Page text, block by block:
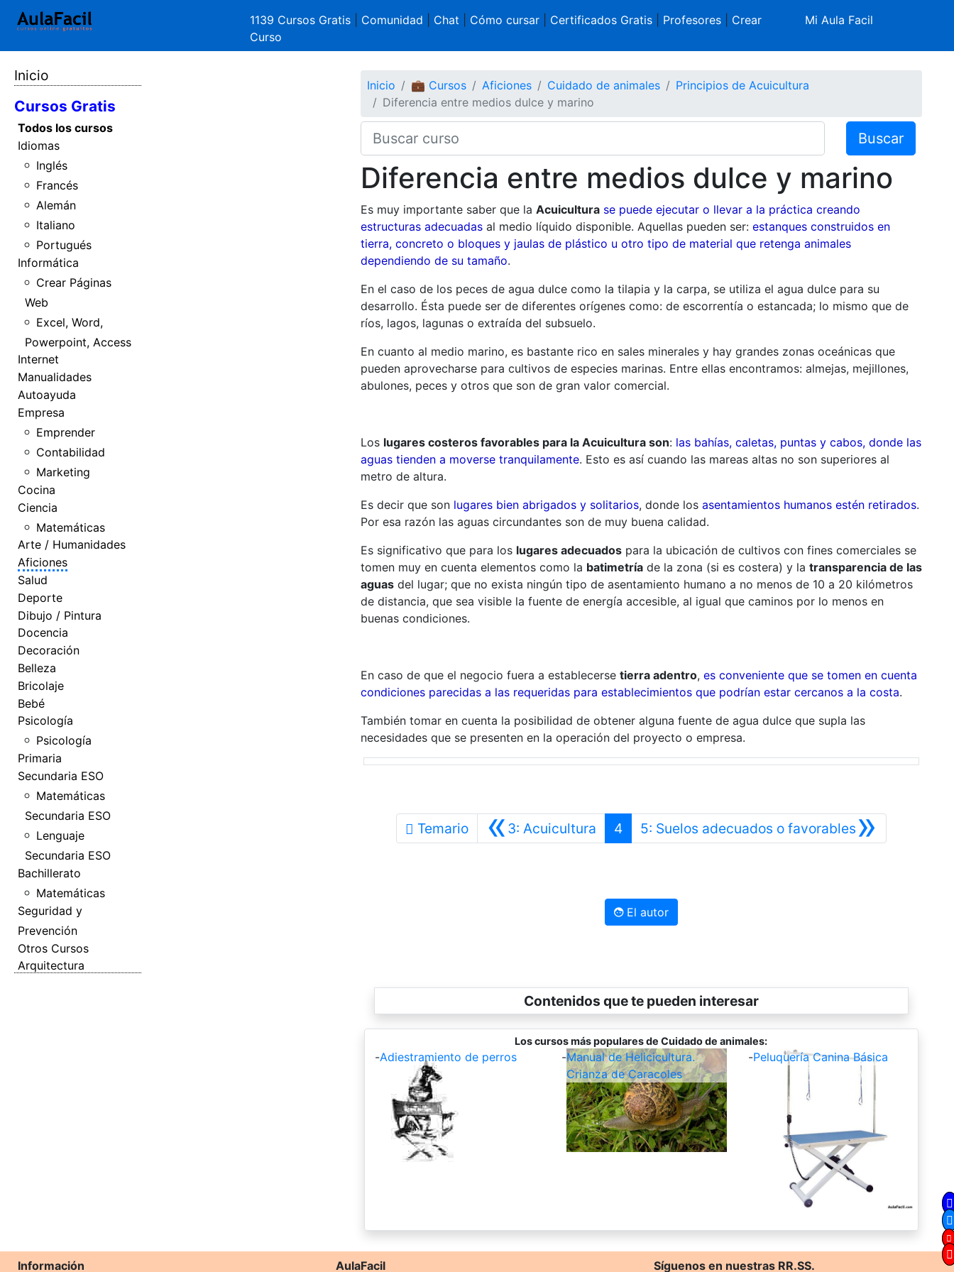
1139 Cursos Gratis Comunidad Chat Cómo cursar| Certificados Gratis| Profesores| Crear
Curso
Mi Aula Facil
Inicio
Cursos Gratis
Todos los cursos
Idiomas
Inglés
Francés
Alemán
Italiano
Portugués
Informática
Crear Páginas
Web
Excel, Word,
Powerpoint, Access
Internet
Manualidades
Autoayuda
Empresa
Emprender
Contabilidad
Marketing
Cocina
Ciencia
Matemáticas
Arte / Humanidades
Aficiones
Salud
Deporte
Dibujo / Pintura
Docencia
Decoración
Belleza
Bricolaje
Bebé
Psicología
Psicología
Primaria
Secundaria ESO
Matemáticas
Secundaria ESO
Lenguaje
Secundaria ESO
Bachillerato
Matemáticas
Seguridad y
Prevención
Otros Cursos
Arquitectura
Inicio 💼 Cursos Aficiones Cuidado de animales
Principios de Acuicultura
Diferencia entre medios dulce y marino
Buscar
Diferencia entre medios dulce y marino
Es muy importante saber que la Acuicultura se puede ejecutar o llevar a la práctica creando
estructuras adecuadasal medio líquido disponible. Aquellas pueden ser: estanques construidos en
tierra, concreto o bloques y jaulas de plástico u otro tipo de material que retenga animales
dependiendo de su tamaño.
En el caso de los peces de agua dulce como la tilapia y la carpa, se utiliza el agua dulce para su
desarrollo. Ésta puede ser de diferentes orígenes como: de escorrentía o estancada; lo mismo que de
ríos, lagos, lagunas o extraída del subsuelo.
En cuanto al medio marino, es bastante rico en sales minerales y hay grandes zonas oceánicas que
pueden aprovecharse para cultivos de especies marinas. Entre ellas encontramos: almejas, mejillones,
abulones, peces y otros que son de gran valor comercial.
Los lugares costeros favorables para la Acuicultura son: las bahías, caletas, puntas y cabos, donde las
aguas tienden a moverse tranquilamente. Esto es así cuando las mareas altas no son superiores al
metro de altura.
Es decir que son lugares bien abrigados y solitarios, donde los asentamientos humanos estén retirados.
Por esa razón las aguas circundantes son de muy buena calidad.
Es significativo que para los lugares adecuadospara la ubicación de cultivos con fines comerciales se
tomen muy en cuenta elementos como la batimetríade la zona (si es costera) y la transparencia de las
aguasdel lugar; que no exista ningún tipo de asentamiento humano a no menos de 10 a 20 kilómetros
de distancia, que sea visible la fuente de energía accesible, al igual que caminos por lo menos en
buenas condiciones.
En caso de que el negocio fuera a establecerse tierra adentro, es conveniente que se tomen en cuenta
condiciones parecidas a las requeridas para establecimientos que podrían estar cercanos a la costa.
También tomar en cuenta la posibilidad de obtener alguna fuente de agua dulce que supla las
necesidades que se presenten en la operación del proyecto o empresa.
Temario «3: AcuiculturaAnterior
4 »
5: Suelos adecuados o favorablesSiguiente
El autor
Contenidos que te pueden interesar
Los cursos más populares de Cuidado de animales:
-Adiestramiento de perros -Manual de Helicicultura.
Crianza de Caracoles
-Peluquería Canina Básica
Información AulaFacil Síguenos en nuestras RR.SS.